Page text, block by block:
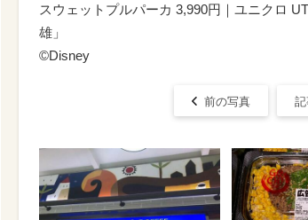
スウェットプルパーカ 3,990円｜ユニクロ
雄」
©Disney
前の写真